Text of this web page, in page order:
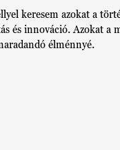
keresem azokat a
és innováció. Azokat a
élménnyé.